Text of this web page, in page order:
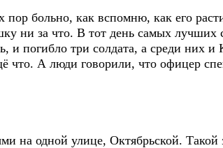
пор больно, как вспомню, как его
ни за что. В тот день самых лучших
и погибло три солдата, а среди них
что. А люди говорили, что офицер
на одной улице, Октябрьской.